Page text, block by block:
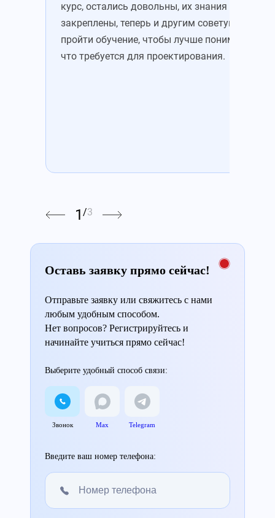
курс, остались довольны, их знания
закреплены, теперь и другим советую
пройти обучение, чтобы лучше понимать,
что требуется для проектирования.
1 /3
Оставь заявку прямо сейчас!
Отправьте заявку или свяжитесь с нами
любым удобным способом.
Нет вопросов? Регистрируйтесь и
начинайте учиться прямо сейчас!
Выберите удобный способ связи:
Звонок Max Telegram
Введите ваш номер телефона: